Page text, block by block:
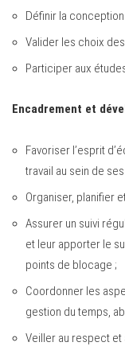
Définir la
Valider les choix
Participer aux
Encadrement et
Favoriser l’esprit
travail au sein de
Organiser, planifier
Assurer un suivi
et leur apporter le
points de blocage ;
Coordonner les
gestion du temps,
Veiller au respect et